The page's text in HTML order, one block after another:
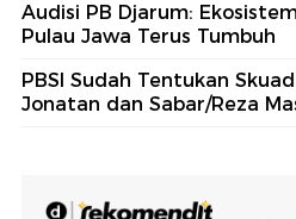
Audisi PB Djarum:
Pulau Jawa Terus Tumbuh
PBSI Sudah Tentukan
Jonatan dan Sabar/Reza